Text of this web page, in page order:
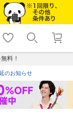
shopping_cart lock_outline
ログイン
料！
のお知らせ